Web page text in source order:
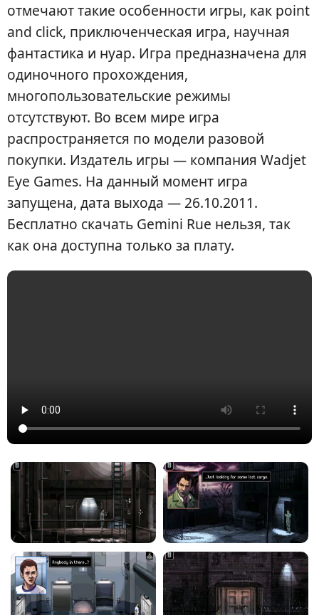
отмечают такие особенности игры, как point
and click, приключенческая игра, научная
фантастика и нуар. Игра предназначена для
одиночного прохождения,
многопользовательские режимы
отсутствуют. Во всем мире игра
распространяется по модели разовой
покупки. Издатель игры — компания Wadjet
Eye Games. На данный момент игра
запущена, дата выхода — 26.10.2011.
Бесплатно скачать Gemini Rue нельзя, так
как она доступна только за плату.